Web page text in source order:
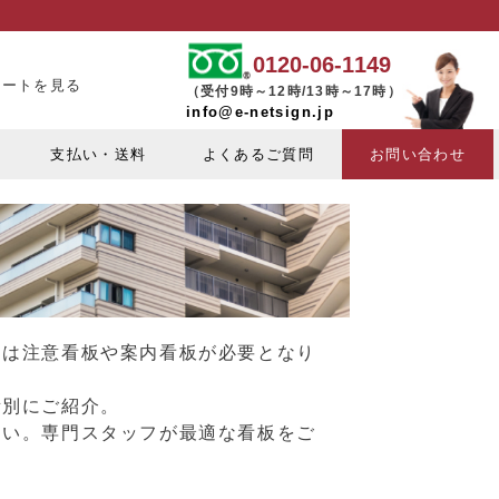
トを見る
0120-06-1149
（受付9時～12時/13時～17時）
info@e-netsign.jp
支払い・送料 よくあるご質問 お問い合わせ
注意看板や案内看板が必要となり
にご紹介。
。専門スタッフが最適な看板をご